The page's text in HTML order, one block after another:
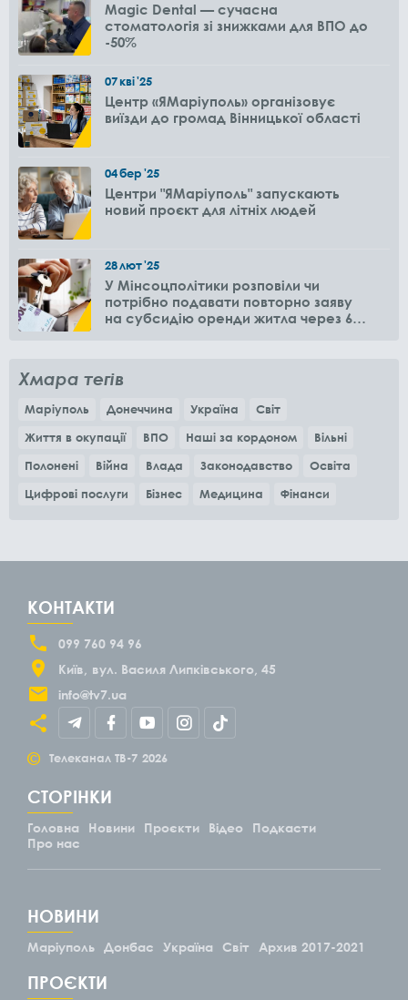
Magic Dental — сучасна
стоматологія зі знижками для ВПО до
-50%
07кві'25
Центр «ЯМаріуполь» організовує
виїзди до громад Вінницької області
04бер'25
Центри "ЯМаріуполь" запускають
новий проєкт для літніх людей
28лют'25
У Мінсоцполітики розповіли чи
потрібно подавати повторно заяву
на субсидію оренди житла через 6
Хмара тегів
Маріуполь Донеччина Україна
Світ
Життя в окупації
ВПО Наші за кордоном
Вільні
Полонені
Війна Влада Законодавство
Освіта
Цифрові послуги
Бізнес Медицина Фінанси
КОНТАКТИ
099 760 94 96
Київ
вул. Василя Липківського, 45
info@tv7.ua
© Телеканал ТВ-7 2026
СТОРІНКИ
Головна Новини Проєкти Відео
Подкасти
Про нас
НОВИНИ
Маріуполь Донбас Україна Світ Архив 2017-2021
ПРОЄКТИ